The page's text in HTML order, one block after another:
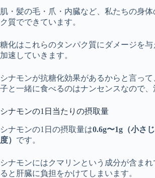
肌・髪の毛・爪・内臓など、私たちの身
ク質でできています。
糖化はこれらのタンパク質にダメージを
加速していきます。
シナモンが抗糖化効果があるからと言っ
子と一緒に食べるのはナンセンスなので、
シナモンの1日当たりの摂取量
シナモンの1日の摂取量は0.6g〜1g（小さ
度） です。
シナモンにはクマリンという成分が含ま
ると肝臓に負担をかけてしまいます。